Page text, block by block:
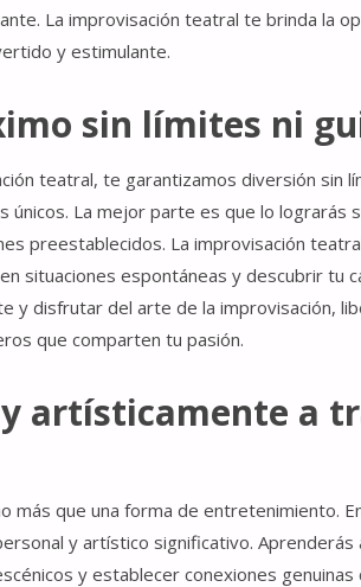
La improvisación teatral te brinda la
y estimulante.
sin límites ni
teatral, te garantizamos diversión sin
La mejor parte es que lo lograrás
preestablecidos. La improvisación
situaciones espontáneas y descubrir tu
y disfrutar del arte de la improvisación,
que comparten tu pasión.
artísticamente a
más que una forma de entretenimiento.
y artístico significativo. Aprenderás
y establecer conexiones